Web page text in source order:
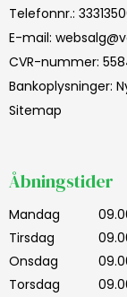
Telefonnr.:
E-mail:
CVR-nummer:
Bankoplysninger:
Sitemap
Åbningstider
Mandag
Tirsdag
Onsdag
Torsdag